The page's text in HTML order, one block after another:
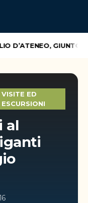
D’ATENEO, GIUNTO
VISITE ED
ESCURSIONI
al